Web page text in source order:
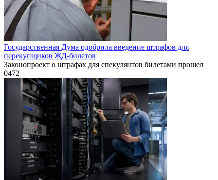
Государственная Дума одобрила введение штрафов для
перекупщиков ЖД-билетов
Законопроект о штрафах для спекулянтов билетами прошел
0472